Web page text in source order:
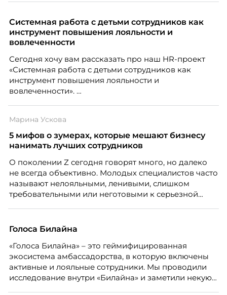
Системная работа с детьми сотрудников как
инструмент повышения лояльности и
вовлеченности
Сегодня хочу вам рассказать про наш HR-проект
«Системная работа с детьми сотрудников как
инструмент повышения лояльности и
вовлеченности».
Марина Ускова
5 мифов о зумерах, которые мешают бизнесу
нанимать лучших сотрудников
О поколении Z сегодня говорят много, но далеко
не всегда объективно. Молодых специалистов часто
называют нелояльными, ленивыми, слишком
требовательными или неготовыми к серьезной
кадровых ошибок. В этой статье Марина Ускова,
рекрутинговой компании, разбирает самые
распространенные мифы о зумерах и объясняет,
почему устаревшие представления мешают
бизнесу находить и удерживать сильных
сотрудников.
Голоса Билайна
«Голоса Билайна» – это геймифицированная
экосистема амбассадорства, в которую включены
активные и лояльные сотрудники. Мы проводили
исследование внутри «Билайна» и заметили некую